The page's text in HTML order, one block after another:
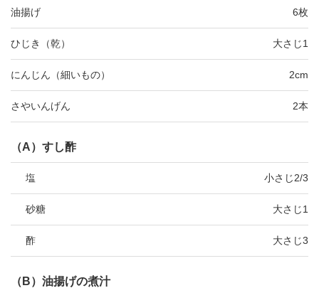
油揚げ 6枚
ひじき（乾） 大さじ1
にんじん（細いもの） 2cm
さやいんげん 2本
（A）すし酢
塩 小さじ2/3
砂糖 大さじ1
酢 大さじ3
（B）油揚げの煮汁